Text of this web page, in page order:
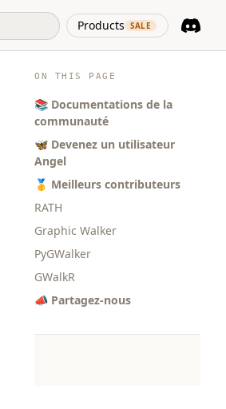
Products SALE
(opens in
ON THIS PAGE
📚 Documentations de la
communauté
🦋 Devenez un utilisateur
Angel
🥇 Meilleurs contributeurs
RATH
Graphic Walker
PyGWalker
GWalkR
📣 Partagez-nous